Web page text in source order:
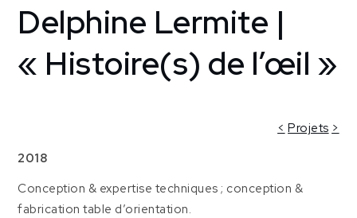
Home
Creative
Atelier
de l’œil »
Delphine Lermite |
« Histoire(s) de l’œil »
< Projets >
2018
Conception & expertise techniques ; conception &
fabrication table d’orientation.